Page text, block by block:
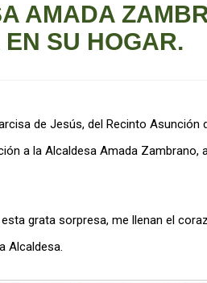
AMADA
SU HOGAR.
de Jesús, del Recinto
a la Alcaldesa Amada
grata sorpresa, me llenan el
Alcaldesa.